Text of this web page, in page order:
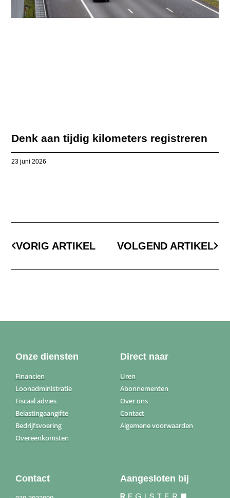
Denk aan tijdig kilometers registreren
23 juni 2026
VORIG ARTIKEL VOLGEND ARTIKEL
Onze diensten
Financien
Loonadministratie
Fiscaal advies
Belastingaangifte
Bedrijfsvoering
Overeenkomsten
Direct naar
Uren
Abonnementen
Over ons
Contact
Algemene voorwaarden
Contact Aangesloten bij